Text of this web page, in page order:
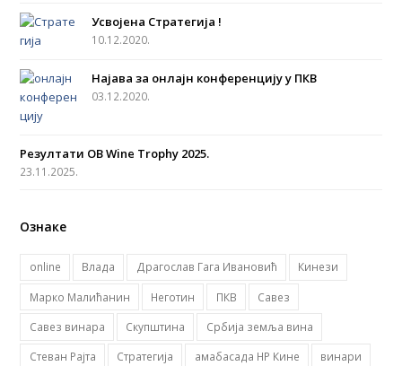
o
k
a
m
b
e
Усвојена Стратегија !
10.12.2020.
Најава за онлајн конференцију у ПКВ
03.12.2020.
Резултати OB Wine Trophy 2025.
23.11.2025.
Ознаке
online Влада Драгослав Гага Ивановић
Кинези
Марко Малићанин
Неготин ПКВ
Савез
Савез винара
Скупштина
Србија земља вина
Стеван Рајта
Стратегија амабасада НР Кине
винари